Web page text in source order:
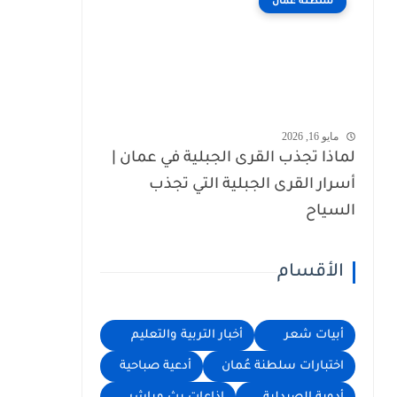
مايو 16, 2026
لماذا تجذب القرى الجبلية في عمان |
أسرار القرى الجبلية التي تجذب
السياح
الأقسام
أبيات شعر أخبار التربية والتعليم
اختبارات سلطنة عُمان أدعية صباحية